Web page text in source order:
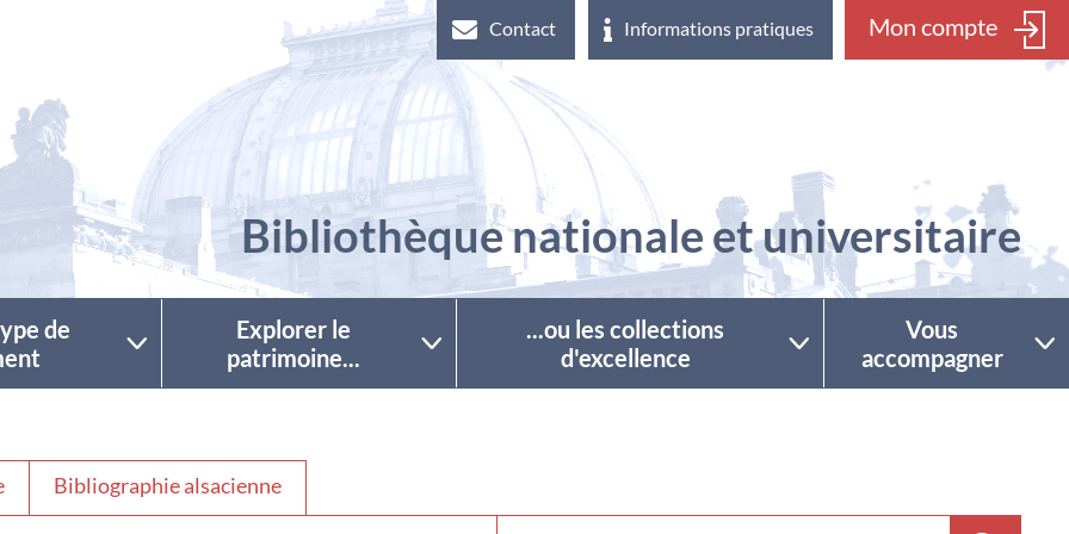
Contact Informations pratiques Mon compte
Bibliothèque nationale et universitaire
de
Explorer le
patrimoine...
...ou les collections
d'excellence
Vous
accompagner
Bibliographie alsacienne